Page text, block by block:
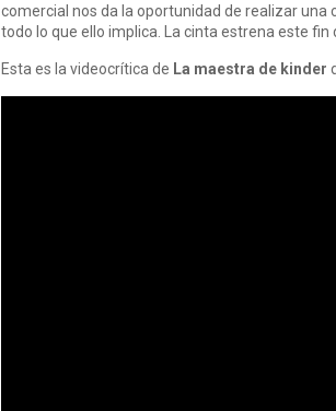
comercial nos da la oportunidad de realizar
todo lo que ello implica. La cinta estrena este fin
Esta es la videocrítica de La maestra de kinder